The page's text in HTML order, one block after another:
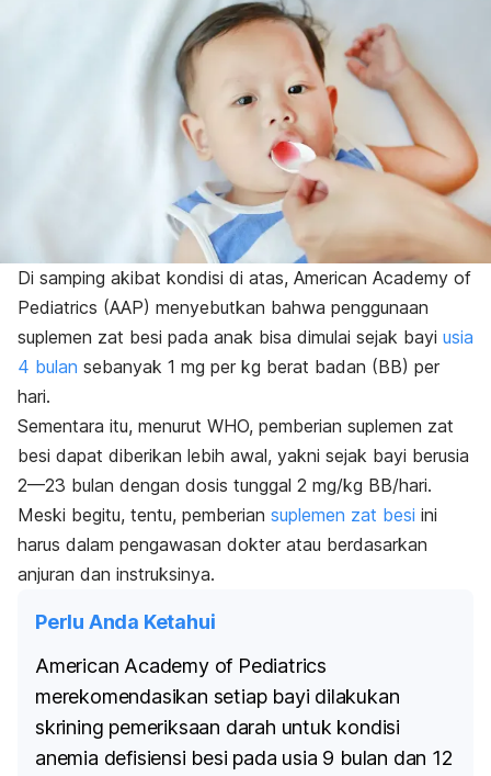
Di samping akibat kondisi di atas, American Academy of
Pediatrics (AAP) menyebutkan bahwa penggunaan
suplemen zat besi pada anak bisa dimulai sejak bayi usia
4 bulan sebanyak 1 mg per kg berat badan (BB) per
hari.
Sementara itu, menurut WHO, pemberian suplemen zat
besi dapat diberikan lebih awal, yakni sejak bayi berusia
2—23 bulan dengan dosis tunggal 2 mg/kg BB/hari.
Meski begitu, tentu, pemberian suplemen zat besi ini
harus dalam pengawasan dokter atau berdasarkan
anjuran dan instruksinya.
Perlu Anda Ketahui
American Academy of Pediatrics
merekomendasikan setiap bayi dilakukan
skrining pemeriksaan darah untuk kondisi
anemia defisiensi besi pada usia 9 bulan dan 12